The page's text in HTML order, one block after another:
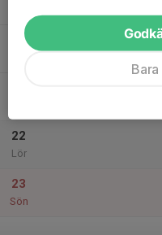
21 Intresse
22
Lör
23
Sön